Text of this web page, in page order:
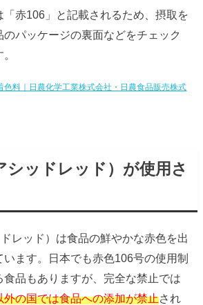
赤106」と記載されるため、摂取を
パッケージの裏面などをチェック
色料｜日農化学工業株式会社・日農食品販売株式
シッドレッド）が使用さ
レッド）は食品の鮮やかな赤色を出
ます。日本でも赤色106号の使用制
食品もありますが、完全な禁止では
外の国では食品への添加が禁止され